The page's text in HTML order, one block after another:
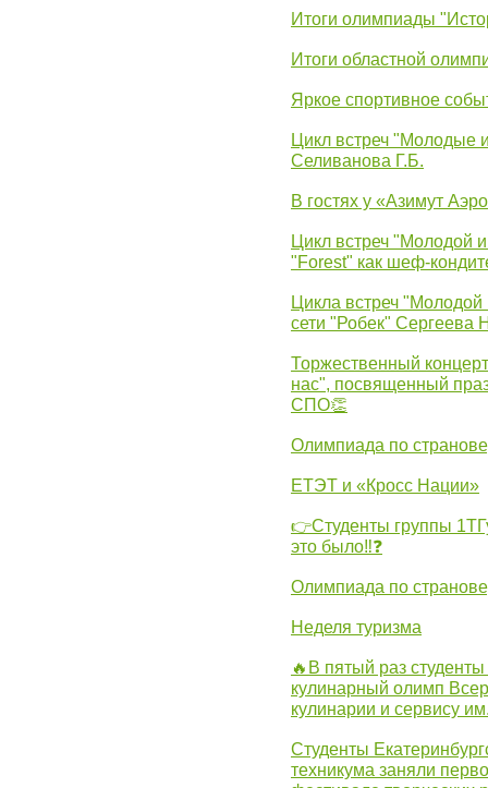
Итоги олимпиады
Итоги областной
Яркое спортивное
Цикл встреч "Молодые
Селиванова Г.Б.
В гостях у «Азимут
Цикл встреч "Молодой
"Forest" как шеф-
Цикла встреч
сети "Робек" Сергеева
Торжественный
нас", посвященный
СПО👏
Олимпиада по
ЕТЭТ и «Кросс Нации»
👉Студенты группы
это было‼❓
Олимпиада по
Неделя туризма
🔥В пятый раз
кулинарный олимп
кулинарии и сервису
Студенты
техникума заняли